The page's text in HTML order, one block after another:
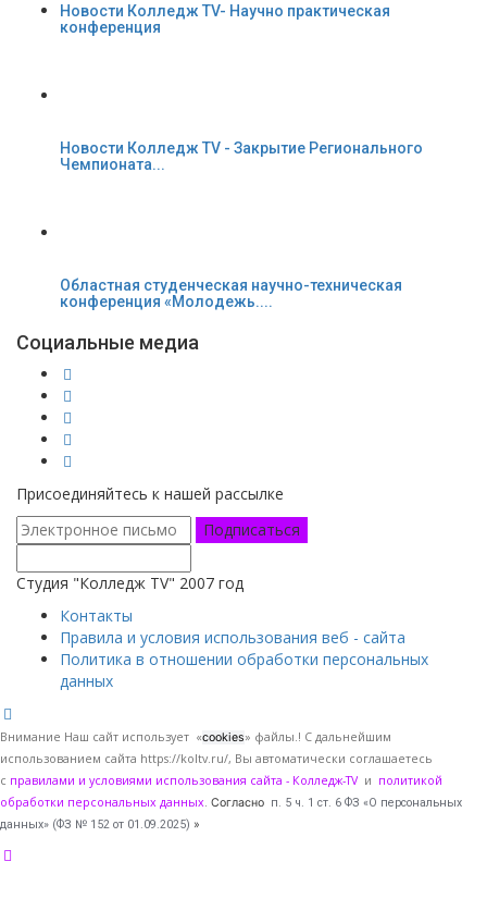
Новости Колледж TV- Научно практическая
конференция
Новости Колледж TV - Закрытие Регионального
Чемпионата...
Областная студенческая научно-техническая
конференция «Молодежь....
Социальные медиа
Присоединяйтесь к нашей рассылке
Подписаться
Студия "Колледж TV" 2007 год
Контакты
Правила и условия использования веб - сайта
Политика в отношении обработки персональных
данных
Внимание Наш сайт использует «cookies» файлы.! С дальнейшим
использованием сайта https://koltv.ru/, Вы автоматически соглашаетесь
с правилами и условиями использования сайта - Колледж-TV и политикой
обработки персональных данных Согласно п. 5 ч. 1 ст. 6 ФЗ «О персональных
данных» (ФЗ № 152 от 01.09.2025) »